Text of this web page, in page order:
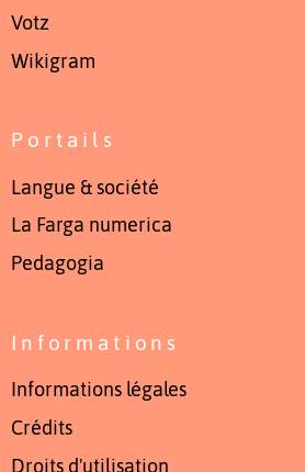
Votz
Wikigram
Portails
Langue & société
La Farga numerica
Pedagogia
Informations
Informations légales
Crédits
Droits d'utilisation